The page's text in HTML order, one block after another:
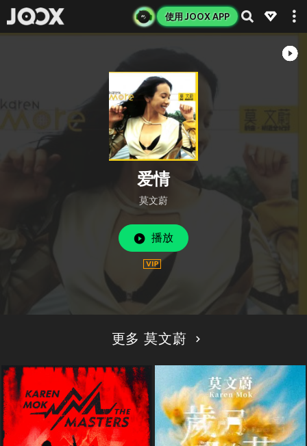
使用 JOOX APP
爱情
莫文蔚
播放
更多 莫文蔚